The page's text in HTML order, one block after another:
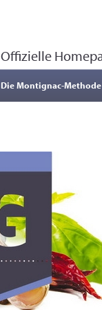
Offizielle
Die Montignac-Methode